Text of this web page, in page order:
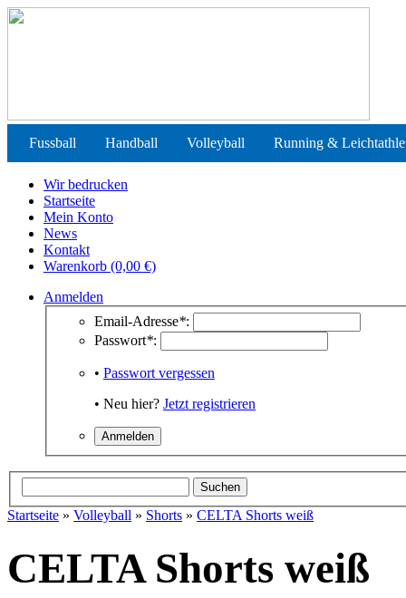
Fussball Handball Volleyball Running &
Wir bedrucken
Startseite
Mein Konto
News
Kontakt
Warenkorb (0,00 €)
Anmelden
Email-Adresse*:
Passwort*:
• Passwort vergessen
• Neu hier? Jetzt registrieren
Startseite » Volleyball » Shorts » CELTA Shorts weiß
CELTA Shorts weiß